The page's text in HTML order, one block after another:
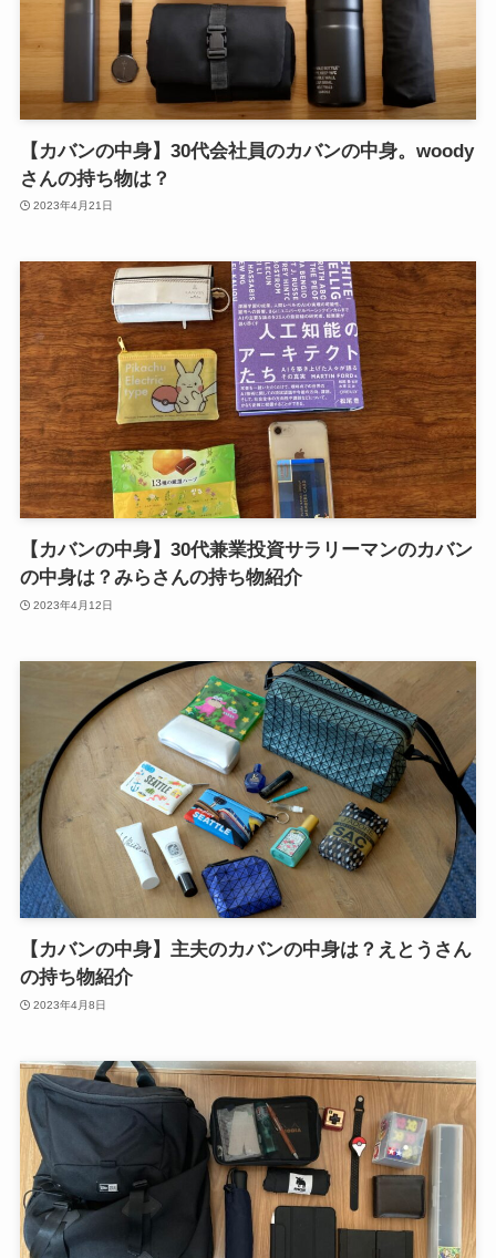
【カバンの中身】30代会社員のカバンの中身。woody
さんの持ち物は？
2023年4月21日
【カバンの中身】30代兼業投資サラリーマンのカバン
の中身は？みらさんの持ち物紹介
2023年4月12日
【カバンの中身】主夫のカバンの中身は？えとうさん
の持ち物紹介
2023年4月8日